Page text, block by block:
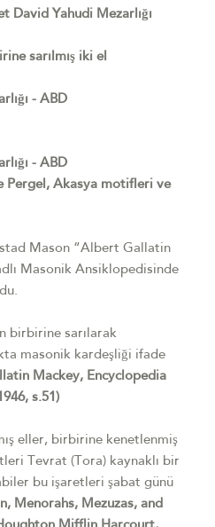
David Yahudi Mezarlığı
sarılmış iki el
- ABD
- ABD
Pergel, Akasya motifleri ve
Mason “Albert Gallatin
Masonik Ansiklopedisinde
birbirine sarılarak
masonik kardeşliği ifade
Mackey, Encyclopedia
s.51)
eller, birbirine kenetlenmiş
Tevrat (Tora) kaynaklı bir
bu işaretleri şabat günü
Menorahs, Mezuzas, and